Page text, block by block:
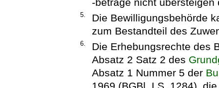
5.
Die Bewilligungsbehörde
zum Bestandteil des
6.
Die Erhebungsrechte des
Absatz 2 Satz 2 des
Absatz 1 Nummer 5 der
1969 (BGBl. I S. 1284),